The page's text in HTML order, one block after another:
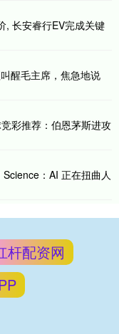
, 长安睿行EV完成关键
醒毛主席，焦急地说
彩推荐：伯恩茅斯进攻
：AI 正在扭曲人
杆配资网